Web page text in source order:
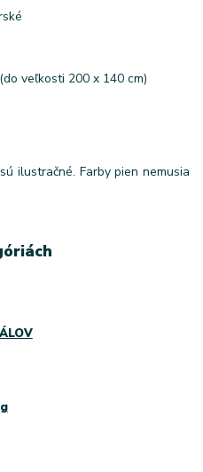
veľkosti 200 x 140 cm)
ilustračné. Farby pien nemusia